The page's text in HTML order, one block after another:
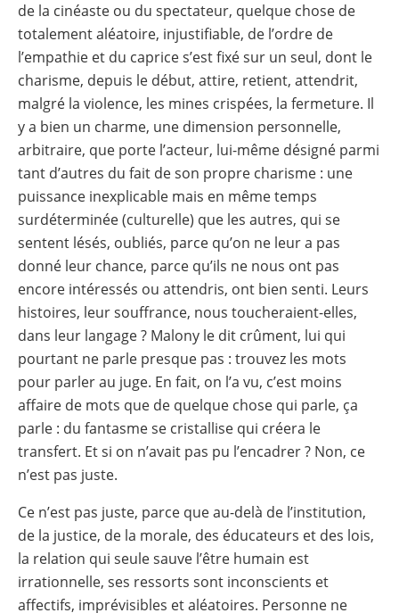
de la cinéaste ou du spectateur, quelque chose de
totalement aléatoire, injustifiable, de l’ordre de
l’empathie et du caprice s’est fixé sur un seul, dont le
charisme, depuis le début, attire, retient, attendrit,
malgré la violence, les mines crispées, la fermeture. Il
y a bien un charme, une dimension personnelle,
arbitraire, que porte l’acteur, lui-même désigné parmi
tant d’autres du fait de son propre charisme : une
puissance inexplicable mais en même temps
surdéterminée (culturelle) que les autres, qui se
sentent lésés, oubliés, parce qu’on ne leur a pas
donné leur chance, parce qu’ils ne nous ont pas
encore intéressés ou attendris, ont bien senti. Leurs
histoires, leur souffrance, nous toucheraient-elles,
dans leur langage ? Malony le dit crûment, lui qui
pourtant ne parle presque pas : trouvez les mots
pour parler au juge. En fait, on l’a vu, c’est moins
affaire de mots que de quelque chose qui parle, ça
parle : du fantasme se cristallise qui créera le
transfert. Et si on n’avait pas pu l’encadrer ? Non, ce
n’est pas juste.
Ce n’est pas juste, parce que au-delà de l’institution,
de la justice, de la morale, des éducateurs et des lois,
la relation qui seule sauve l’être humain est
irrationnelle, ses ressorts sont inconscients et
affectifs, imprévisibles et aléatoires. Personne ne